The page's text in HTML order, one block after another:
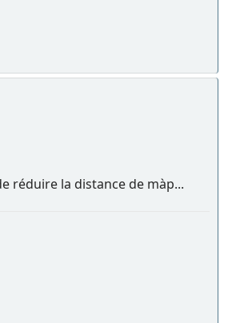
réduire la distance de màp...